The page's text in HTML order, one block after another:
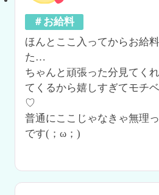
＃お給料
ほんとここ入ってからお給
た…
ちゃんと頑張った分見てく
てくるから嬉しすぎてモチ
♡
普通にここじゃなきゃ無理
です(；ω；)